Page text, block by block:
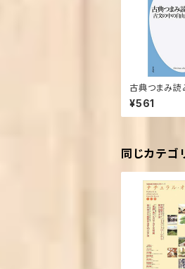
古典つまみ読
中の自由人た
社新書)
¥561
同じカテゴ